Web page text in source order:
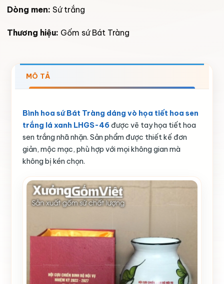
Dòng men: Sứ trắng
Thương hiệu: Gốm sứ Bát Tràng
MÔ TẢ
Bình hoa sứ Bát Tràng dáng vò họa tiết hoa sen
trắng lá xanh LHGS-46 được vẽ tay họa tiết hoa
sen trắng nhã nhặn. Sản phẩm được thiết kế đơn
giản, mộc mạc, phù hợp với mọi không gian mà
không bị kén chọn.